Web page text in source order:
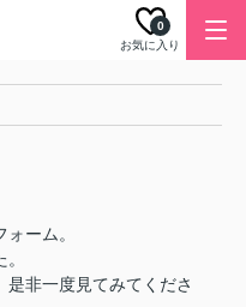
お気に入り
0
ーム。
非一度見てみてくださ